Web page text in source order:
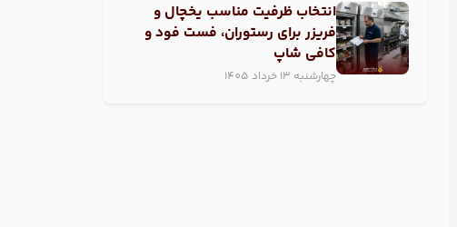
انتخاب ظرفیت مناسب یخچال و
فریزر برای رستوران، فست فود و
کافی شاپ
چهارشنبه 13 خرداد 1405